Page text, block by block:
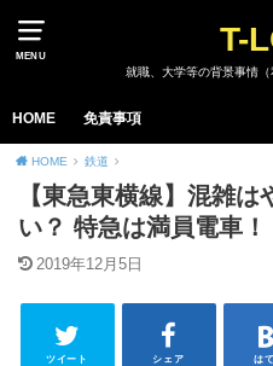
MENU T-
就職、大学等の背景事情（
HOME 免責事項
HOME 鉄道
【東急東横線】混雑
い？ 特急は満員電車！
2019年12月5日
ツイート シェア は